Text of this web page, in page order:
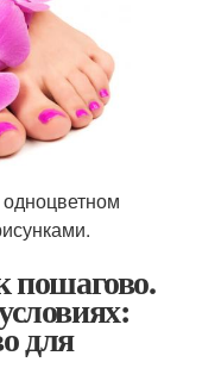
пошагово.
для